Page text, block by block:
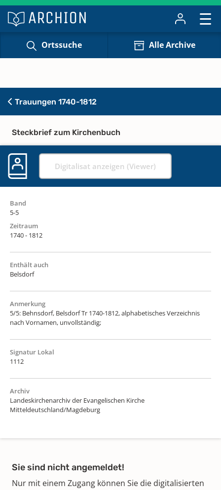
Ortssuche Alle Archive
Trauungen 1740-1812
Steckbrief zum Kirchenbuch
Digitalisat anzeigen (Viewer)
Band
5-5
Zeitraum
1740 - 1812
Enthält auch
Belsdorf
Anmerkung
5/5: Behnsdorf, Belsdorf Tr 1740-1812, alphabetisches Verzeichnis
nach Vornamen, unvollständig;
Signatur Lokal
1112
Archiv
Landeskirchenarchiv der Evangelischen Kirche
Mitteldeutschland/Magdeburg
Sie sind nicht angemeldet!
Nur mit einem Zugang können Sie die digitalisierten